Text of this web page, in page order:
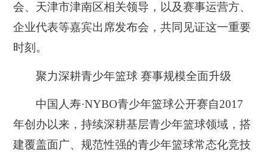
会、天津市津南区相关领导，以及赛事运营方、
企业代表等嘉宾出席发布会，共同见证这一重要
时刻。
聚力深耕青少年篮球 赛事规模全面升级
中国人寿·NYBO青少年篮球公开赛自2017
年创办以来，持续深耕基层青少年篮球领域，搭
建覆盖面广、规范性强的青少年篮球常态化竞技